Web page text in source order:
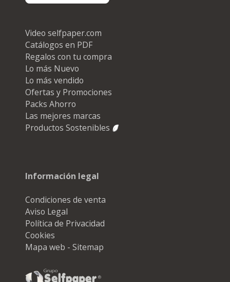
Video selfpaper.com
Catálogos en PDF
Regalos con tu compra
Lo más Nuevo
Lo más vendido
Ofertas y Promociones
Packs Ahorro
Las mejores marcas
Productos Sostenibles
Información legal
Condiciones de venta
Aviso Legal
Política de Privacidad
Cookies
Mapa web - Sitemap